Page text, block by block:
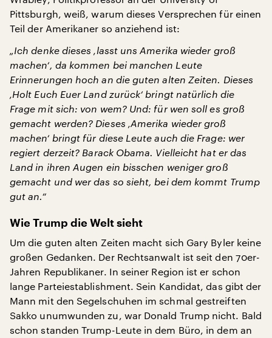
Pittsburgh, weiß, warum dieses Versprechen für einen
Teil der Amerikaner so anziehend ist:
„Ich denke dieses ‚lasst uns Amerika wieder groß
machen‘, da kommen bei manchen Leute
Erinnerungen hoch an die guten alten Zeiten. Dieses
‚Holt Euch Euer Land zurück‘ bringt natürlich die
Frage mit sich: von wem? Und: für wen soll es groß
gemacht werden? Dieses ‚Amerika wieder groß
machen‘ bringt für diese Leute auch die Frage: wer
regiert derzeit? Barack Obama. Vielleicht hat er das
Land in ihren Augen ein bisschen weniger groß
gemacht und wer das so sieht, bei dem kommt Trump
gut an.“
Wie Trump die Welt sieht
Um die guten alten Zeiten macht sich Gary Byler keine
großen Gedanken. Der Rechtsanwalt ist seit den 70er-
Jahren Republikaner. In seiner Region ist er schon
lange Parteiestablishment. Sein Kandidat, das gibt der
Mann mit den Segelschuhen im schmal gestreiften
Sakko unumwunden zu, war Donald Trump nicht. Bald
schon standen Trump-Leute in dem Büro, in dem an